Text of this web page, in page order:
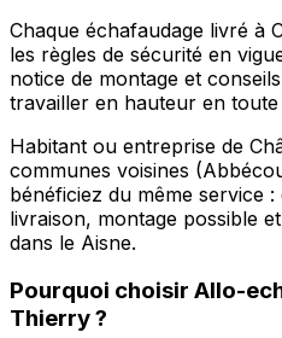
Chaque échafaudage livré à
les règles de sécurité en
notice de montage et
travailler en hauteur en toute
Habitant ou entreprise de
communes voisines
bénéficiez du même service
livraison, montage possible
dans le Aisne.
Pourquoi choisir Allo-
Thierry?